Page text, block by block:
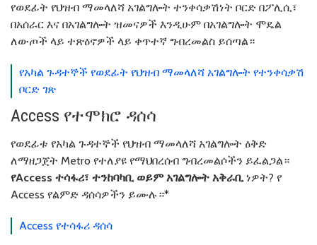
የወደፊት የህዝብ ማመላለሻ አገልግሎት ተንቀሳቃሽነት ቦርድ በፖሊሲ፣
በአሰራር እና በአገልግሎት ዝመናዎች እንዲሁም በአገልግሎት ሞዴል
ለውጦች ላይ ተጽዕኖዎች ላይ ቀጥተኛ ግብረመልስ ይሰጣል።
የአካል ጉዳተኞች የወደፊት የህዝብ ማመላለሻ አገልግሎት የተንቀሳቃሽ
ቦርድ ገጽ
Access የተሞክሮ ዳሰሳ
የወደፊቱ የአካል ጉዳተኞች የህዝብ ማመላለሻ አገልግሎት ዕቅድ
ለማዘጋጀት Metro የተለያዩ የማህበረሰብ ግብረመልሶችን ይፈልጋል።
የAccess ተሳፋሪ፣ ተንከባካቢ ወይም አገልግሎት አቅራቢነዎት? የ
Access የልምድ ዳሰሳዎችን ይሙሉ።*
Access የተሳፋሪ ዳሰሳ